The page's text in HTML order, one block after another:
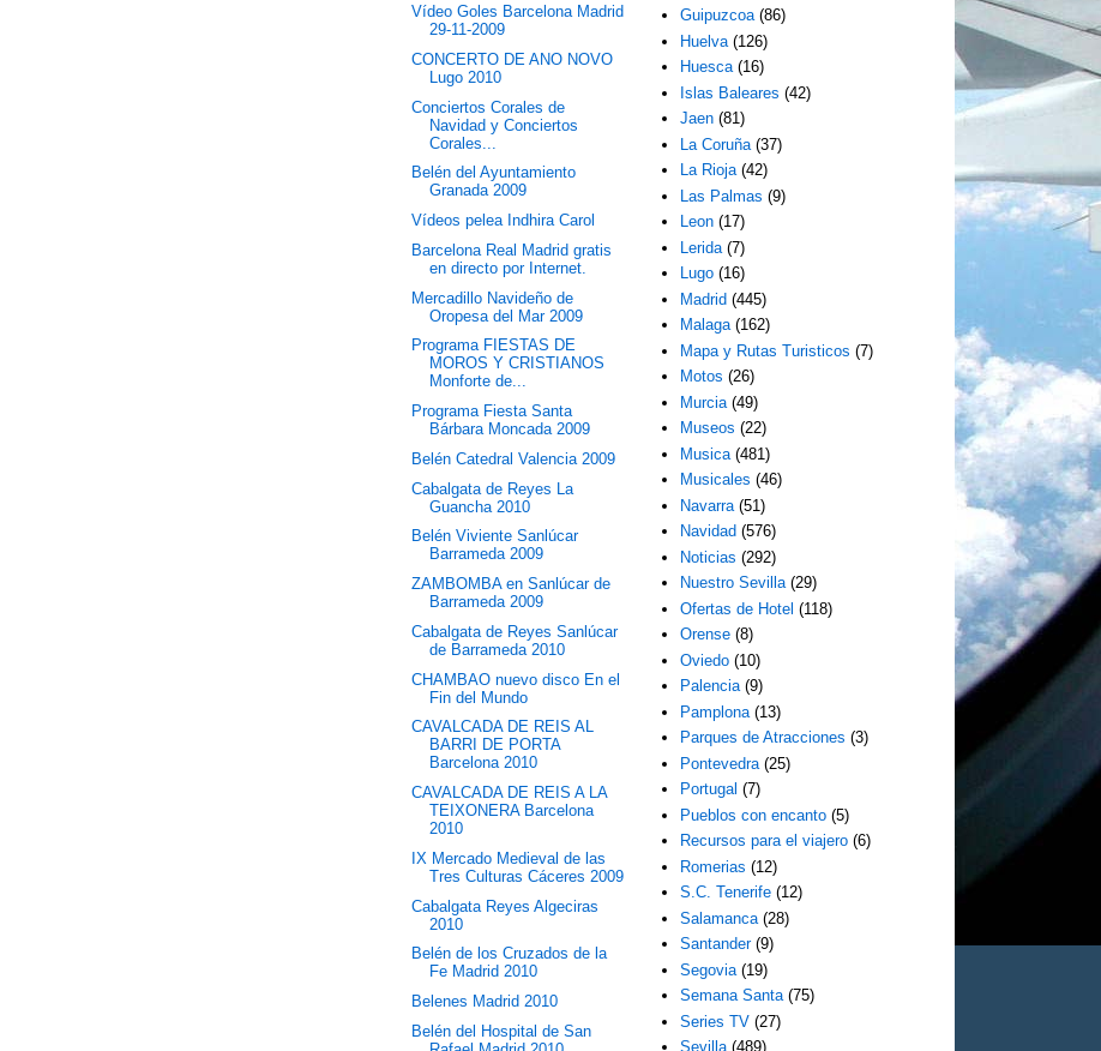
Vídeo Goles Barcelona Madrid
29-11-2009
CONCERTO DE ANO NOVO
Lugo 2010
Conciertos Corales de
Navidad y Conciertos
Corales...
Belén del Ayuntamiento
Granada 2009
Vídeos pelea Indhira Carol
Barcelona Real Madrid gratis
en directo por Internet.
Mercadillo Navideño de
Oropesa del Mar 2009
Programa FIESTAS DE
MOROS Y CRISTIANOS
Monforte de...
Programa Fiesta Santa
Bárbara Moncada 2009
Belén Catedral Valencia 2009
Cabalgata de Reyes La
Guancha 2010
Belén Viviente Sanlúcar
Barrameda 2009
ZAMBOMBA en Sanlúcar de
Barrameda 2009
Cabalgata de Reyes Sanlúcar
de Barrameda 2010
CHAMBAO nuevo disco En el
Fin del Mundo
CAVALCADA DE REIS AL
BARRI DE PORTA
Barcelona 2010
CAVALCADA DE REIS A LA
TEIXONERA Barcelona
2010
IX Mercado Medieval de las
Tres Culturas Cáceres 2009
Cabalgata Reyes Algeciras
2010
Belén de los Cruzados de la
Fe Madrid 2010
Belenes Madrid 2010
Belén del Hospital de San
Guipuzcoa (86)
Huelva (126)
Huesca (16)
Islas Baleares (42)
Jaen (81)
La Coruña (37)
La Rioja (42)
Las Palmas (9)
Leon (17)
Lerida (7)
Lugo (16)
Madrid (445)
Malaga (162)
Mapa y Rutas Turisticos (7)
Motos (26)
Murcia (49)
Museos (22)
Musica (481)
Musicales (46)
Navarra (51)
Navidad (576)
Noticias (292)
Nuestro Sevilla (29)
Ofertas de Hotel (118)
Orense (8)
Oviedo (10)
Palencia (9)
Pamplona (13)
Parques de Atracciones (3)
Pontevedra (25)
Portugal (7)
Pueblos con encanto (5)
Recursos para el viajero (6)
Romerias (12)
S.C. Tenerife (12)
Salamanca (28)
Santander (9)
Segovia (19)
Semana Santa (75)
Series TV (27)
Sevilla (489)